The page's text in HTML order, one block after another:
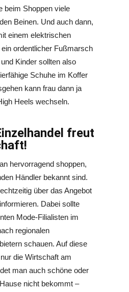
beim Shoppen viele
Beinen. Und auch dann,
einem elektrischen
ordentlicher Fußmarsch
Kinder sollten also
Schuhe im Koffer
kann frau dann ja
Heels wechseln.
freut
hervorragend shoppen,
Händler bekannt sind.
über das Angebot
Dabei sollte
Mode-Filialisten im
regionalen
schauen. Auf diese
die Wirtschaft am
man auch schöne oder
nicht bekommt –